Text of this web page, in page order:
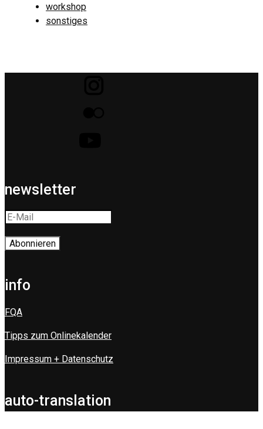
workshop
sonstiges
newsletter
info
FQA
Tipps zum Onlinekalender
Impressum + Datenschutz
auto-translation